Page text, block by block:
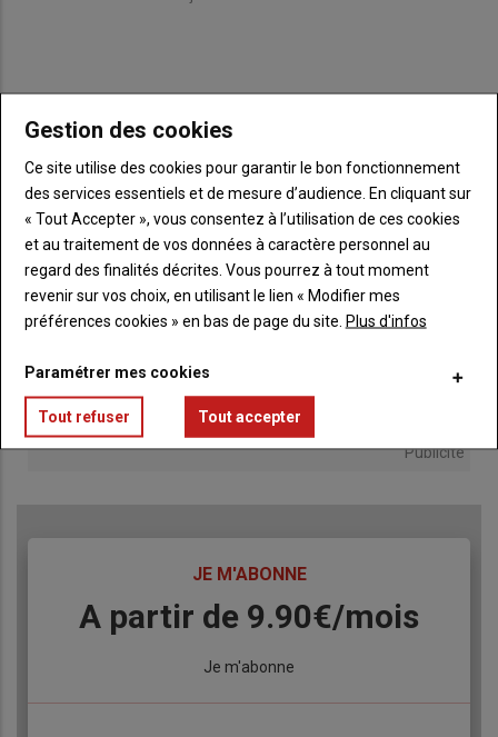
Publicité
JE M'ABONNE
Body
A partir de 9.90€/mois
Je m'abonne
Gestion des cookies
Ce site utilise des cookies pour garantir le bon fonctionnement
des services essentiels et de mesure d’audience. En cliquant sur
« Tout Accepter », vous consentez à l’utilisation de ces cookies
et au traitement de vos données à caractère personnel au
regard des finalités décrites. Vous pourrez à tout moment
revenir sur vos choix, en utilisant le lien « Modifier mes
préférences cookies » en bas de page du site. Plus d'infos
Paramétrer mes cookies
Tout refuser Tout accepter